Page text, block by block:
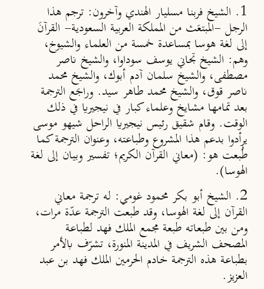
1. الشيخ فربنا مسليار الهندي وآخرون: ترجم هذا
الرجل -المبتعَث من المملكة العربية السعودية- القرآنَ
إلى لغة هوسا بمساعدة خمسة من العلماء والشيوخ،
وهم: الشيخ تجاني يوسف سوداوا، والشيخ ناصر
مصطفى، والشيخ سلمان آدم أبوك، والشيخ محمد
ناصر قوق، والشيخ محمد طاهر سيد. وراجَع الترجمة
بعد تمامها مشايخ وعلماء كبار في نيجيريا في ذلك
الوقت. وقام شقيق رئيس نيجيريا الراحل شيهو موسى
يرأدوا بدعم هذا المشروع وطباعته، وعنوان الترجمة كما
طُبعت هو: (معاني القرآن الكريم؛ تفسير وبيان إلى لغة
الهوسا).
2. الشيخ أبو بكر محمود غومي: له ترجمة معاني
القرآن إلى لغة الهوسا، وقد طبعت الترجمة عدّة مرات،
ومن بين طبعاته طبعة مجمع الملك فهد لطباعة
المصحف الشريف في المدينة المنورة، تشرّف بالأمر
بطباعة هذه الترجمة خادم الحرمين الملك فهد بن عبد
العزيز.